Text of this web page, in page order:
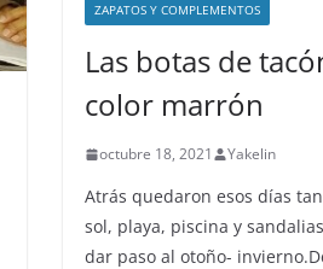
ZAPATOS Y COMPLEMENTOS
Las botas de
color marrón
octubre 18, 2021 Yakelin
Atrás quedaron esos días
sol, playa, piscina y
dar paso al otoño-